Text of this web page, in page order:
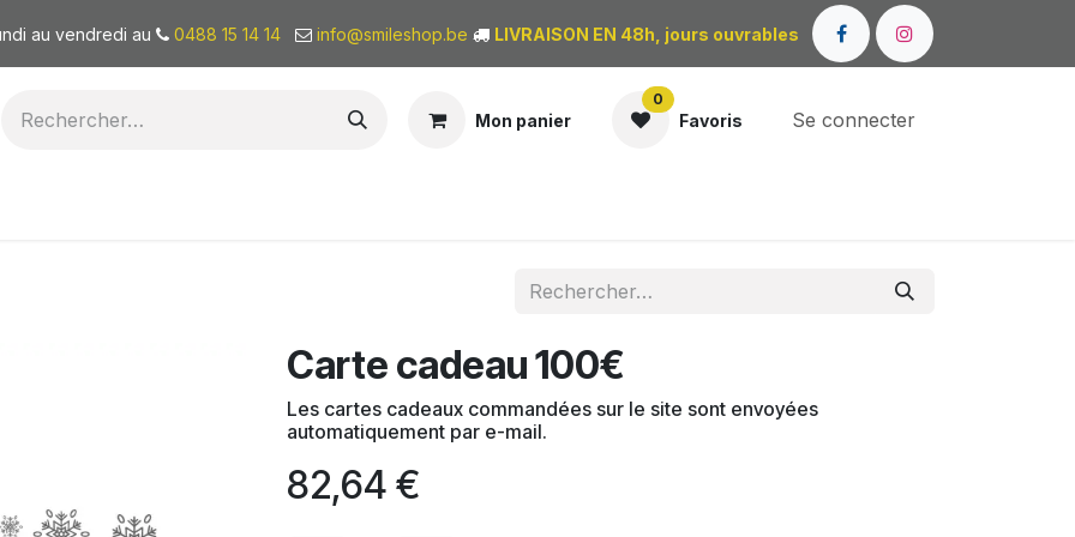
au vendredi au 0488 15 14 14 info@smileshop.be LIVRAISON EN 48h, jours ouvrables
Mon panier
0
Favoris Se connecter
Carte cadeau 100€
Les cartes cadeaux commandées sur le site sont envoyées
automatiquement par e-mail.
82,64 €